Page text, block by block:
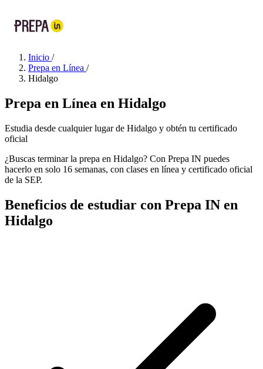
Inicio /
Prepa en Línea /
Hidalgo
Prepa en Línea en Hidalgo
Estudia desde cualquier lugar de Hidalgo y obtén tu certificado
oficial
¿Buscas terminar la prepa en Hidalgo? Con Prepa IN puedes
hacerlo en solo 16 semanas, con clases en línea y certificado oficial
de la SEP.
Beneficios de estudiar con Prepa IN en
Hidalgo